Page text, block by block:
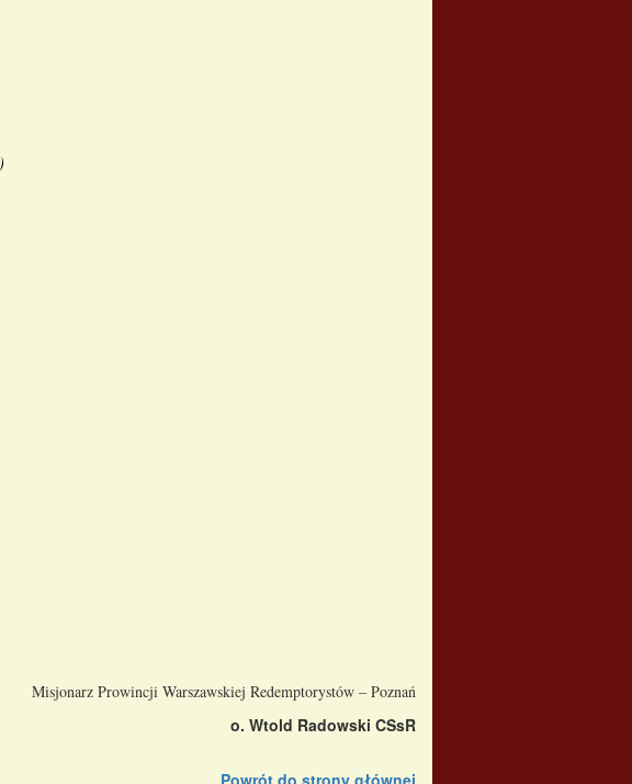
)
Misjonarz Prowincji Warszawskiej Redemptorystów – Poznań
o. Wtold Radowski CSsR
Powrót do strony głównej